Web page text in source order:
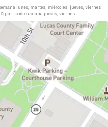
lunes, martes, miércoles, jueves, viernes
pm cada semana jueves, viernes